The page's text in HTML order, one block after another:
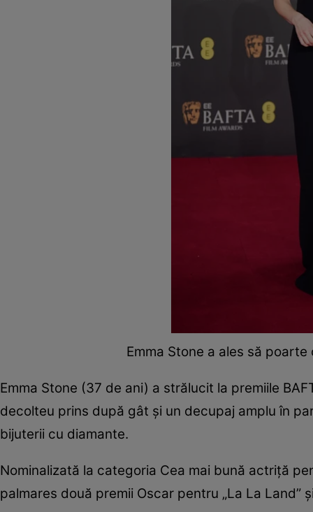
Emma Stone a ales să
Emma Stone (37 de ani) a strălucit la premiile
decolteu prins după gât și un decupaj amplu în
bijuterii cu diamante.
Nominalizată la categoria Cea mai bună actriță
palmares două premii Oscar pentru „La La Land”